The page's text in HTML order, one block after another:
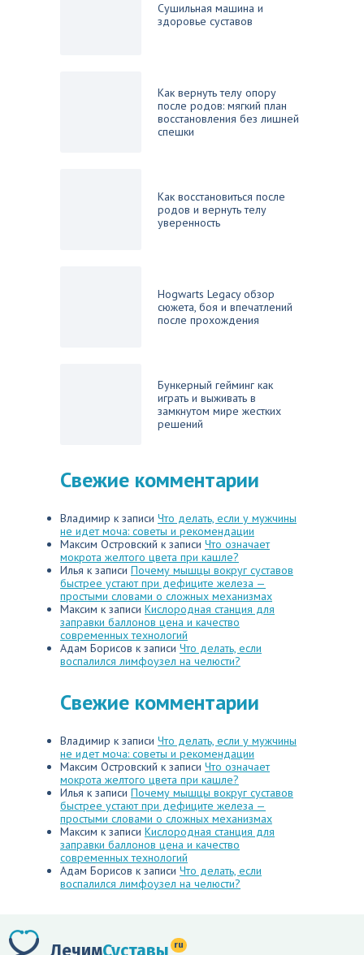
Сушильная машина и
здоровье суставов
Как вернуть телу опору
после родов: мягкий план
восстановления без лишней
спешки
Как восстановиться после
родов и вернуть телу
уверенность
Hogwarts Legacy обзор
сюжета, боя и впечатлений
после прохождения
Бункерный гейминг как
играть и выживать в
замкнутом мире жестких
решений
Свежие комментарии
Владимир к записи Что делать, если у мужчины
не идет моча: советы и рекомендации
Максим Островский к записи Что означает
мокрота желтого цвета при кашле?
Илья к записи Почему мышцы вокруг суставов
быстрее устают при дефиците железа —
простыми словами о сложных механизмах
Максим к записи Кислородная станция для
заправки баллонов цена и качество
современных технологий
Адам Борисов к записи Что делать, если
воспалился лимфоузел на челюсти?
Свежие комментарии
Владимир к записи Что делать, если у мужчины
не идет моча: советы и рекомендации
Максим Островский к записи Что означает
мокрота желтого цвета при кашле?
Илья к записи Почему мышцы вокруг суставов
быстрее устают при дефиците железа —
простыми словами о сложных механизмах
Максим к записи Кислородная станция для
заправки баллонов цена и качество
современных технологий
Адам Борисов к записи Что делать, если
воспалился лимфоузел на челюсти?
ru